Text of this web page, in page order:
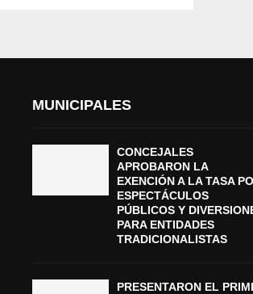
MUNICIPALES
CONCEJALES
APROBARON LA
EXENCIÓN A LA TASA
ESPECTÁCULOS
PÚBLICOS Y
PARA ENTIDADES
TRADICIONALISTAS
PRESENTARON EL